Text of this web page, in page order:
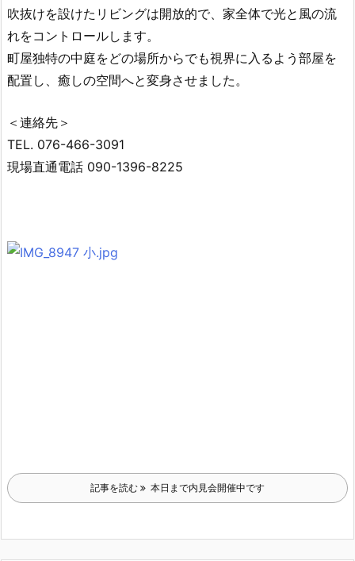
吹抜けを設けたリビングは開放的で、家全体で光と風の流
れをコントロールします。
町屋独特の中庭をどの場所からでも視界に入るよう部屋を
配置し、癒しの空間へと変身させました。
＜連絡先＞
TEL. 076-466-3091
現場直通電話 090-1396-8225
記事を読む 本日まで内見会開催中です